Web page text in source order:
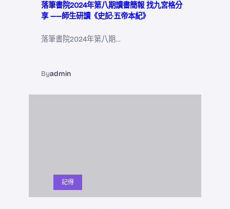
落筆書院2024年第八期讀書簡報 找九宮格分
享 ——師生研讀《史記·五帝本紀》
落筆書院2024年第八期…
Byadmin
記得